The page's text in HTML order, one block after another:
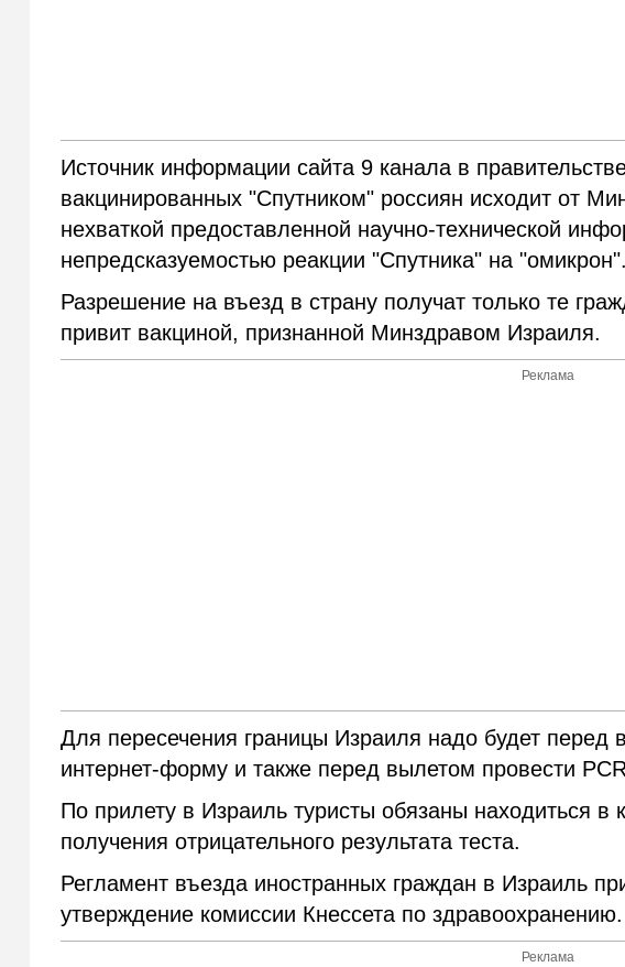
Источник информации сайта 9 канала в
вакцинированных "Спутником" россиян исходит от
нехваткой предоставленной научно-технической
непредсказуемостью реакции "Спутника" на "омикрон".
Разрешение на въезд в страну получат только те
привит вакциной, признанной Минздравом Израиля.
Реклама
Для пересечения границы Израиля надо будет перед
интернет-форму и также перед вылетом провести
По прилету в Израиль туристы обязаны находиться в
получения отрицательного результата теста.
Регламент въезда иностранных граждан в Израиль
утверждение комиссии Кнессета по здравоохранению.
Реклама